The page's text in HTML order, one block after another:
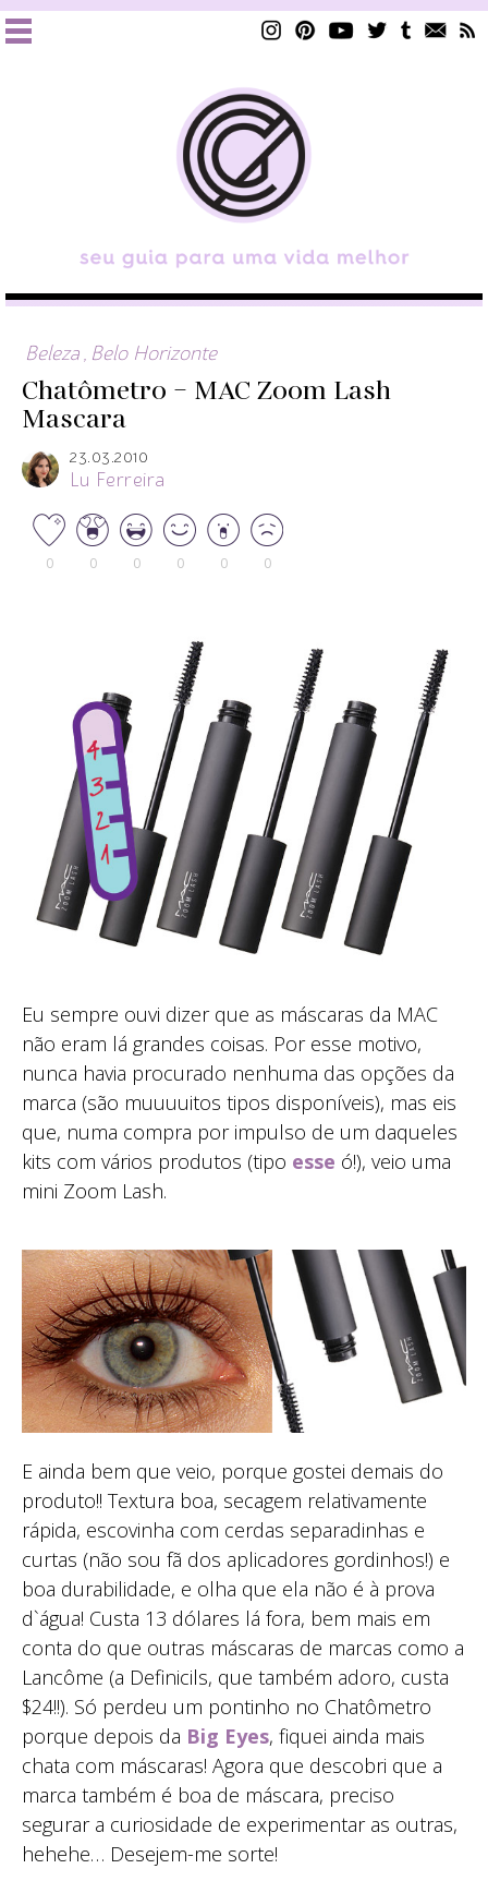
Beleza Belo Horizonte
Chatômetro – MAC Zoom Lash
Mascara
23.03.2010
Lu Ferreira
0 0 0 0 0 0
Eu sempre ouvi dizer que as máscaras da MAC
não eram lá grandes coisas. Por esse motivo,
nunca havia procurado nenhuma das opções da
marca (são muuuuitos tipos disponíveis), mas eis
que, numa compra por impulso de um daqueles
kits com vários produtos (tipo esse ó!), veio uma
mini Zoom Lash.
E ainda bem que veio, porque gostei demais do
produto!! Textura boa, secagem relativamente
rápida, escovinha com cerdas separadinhas e
curtas (não sou fã dos aplicadores gordinhos!) e
boa durabilidade, e olha que ela não é à prova
d`água! Custa 13 dólares lá fora, bem mais em
conta do que outras máscaras de marcas como a
Lancôme (a Definicils, que também adoro, custa
$24!!). Só perdeu um pontinho no Chatômetro
porque depois da Big Eyes, fiquei ainda mais
chata com máscaras! Agora que descobri que a
marca também é boa de máscara, preciso
segurar a curiosidade de experimentar as outras,
hehehe… Desejem-me sorte!